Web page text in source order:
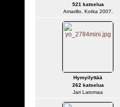
521 katselua
Amarillo, Kotka 2007.
Hymyilyttää
262 katselua
Jari Latomaa